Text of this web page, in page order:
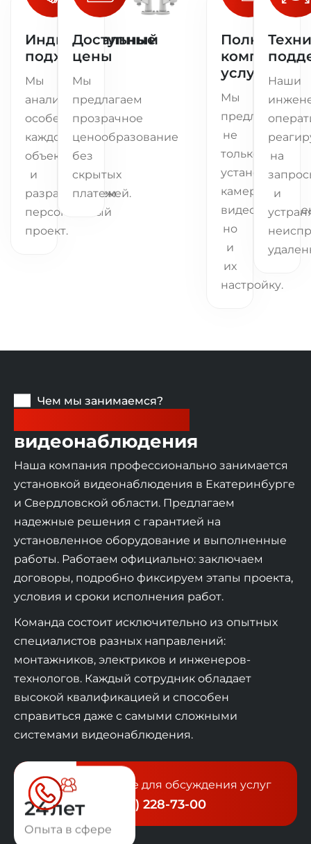
Индивидуальный
подход
Мы
анализируем
особенности
каждого
объекта
и
разрабатываем
персональный
проект.
Доступные
цены
Мы
предлагаем
прозрачное
ценообразование
без
скрытых
платежей.
Полный
комплекс
услуг
Мы
предлагаем
не
только
установку
камер
но
и
их
настройку.
Наши
на
и
Чем мы занимаемся?
видеонаблюдения
Наша компания профессионально занимается
установкой видеонаблюдения в Екатеринбурге
и Свердловской области. Предлагаем
надежные решения с гарантией на
установленное оборудование и выполненные
работы. Работаем официально: заключаем
договоры, подробно фиксируем этапы проекта,
условия и сроки исполнения работ.
Команда состоит исключительно из опытных
специалистов разных направлений:
монтажников, электриков и инженеров-
технологов. Каждый сотрудник обладает
высокой квалификацией и способен
справиться даже с самыми сложными
системами видеонаблюдения.
Звоните для обсуждения услуг
+7 (343) 228-73-00
25лет
Опыта в сфере